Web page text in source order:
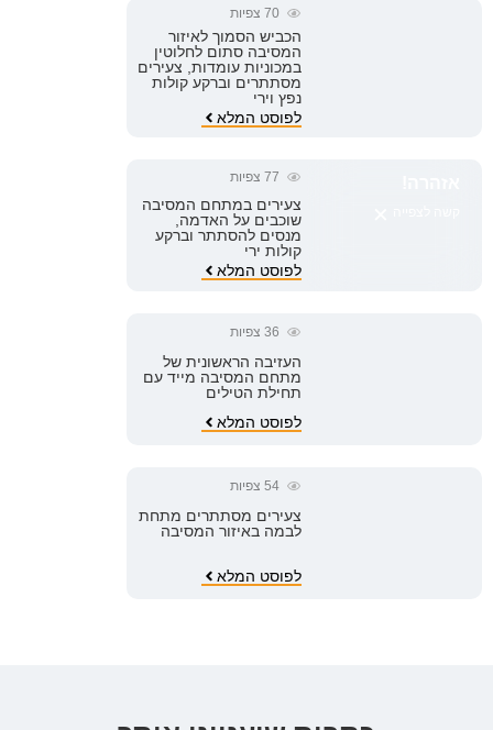
70צפיות
הכביש הסמוך לאיזור
המסיבה סתום לחלוטין
במכוניות עומדות, צעירים
מסתתרים וברקע קולות
נפץ וירי
לפוסט המלא
77צפיות
צעירים במתחם המסיבה
שוכבים על האדמה,
מנסים להסתתר וברקע
קולות ירי
לפוסט המלא
36צפיות
העזיבה הראשונית של
מתחם המסיבה מייד עם
תחילת הטילים
לפוסט המלא
54צפיות
צעירים מסתתרים מתחת
לבמה באיזור המסיבה
לפוסט המלא